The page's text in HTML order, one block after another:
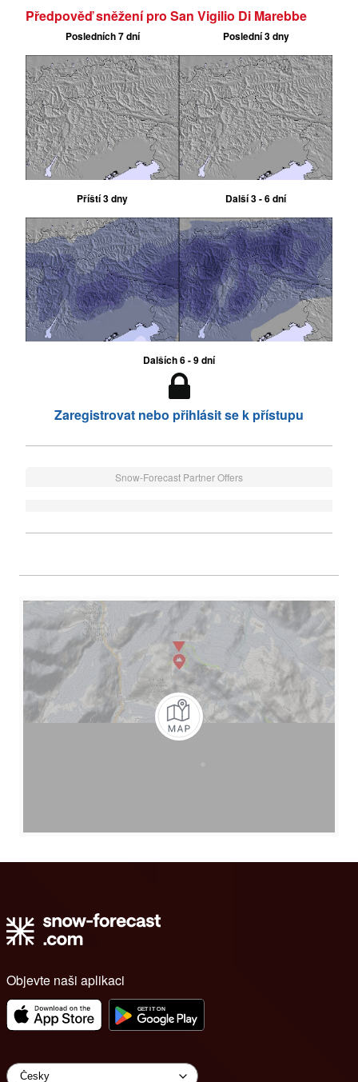
Předpověď sněžení pro San Vigilio Di Marebbe
Posledních 7 dní Poslední 3 dny
Příští 3 dny Další 3 - 6 dní
Dalších 6 - 9 dní
Zaregistrovat nebo přihlásit se k přístupu
Snow-Forecast Partner Offers
Objevte naši aplikaci